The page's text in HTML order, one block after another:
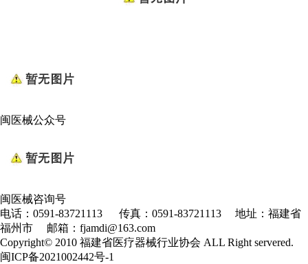
闽医械公众号
闽医械咨询号
电话：0591-83721113 传真：0591-83721113 地址：福建省
福州市 邮箱：fjamdi@163.com
Copyright© 2010 福建省医疗器械行业协会 ALL Right servered.
闽ICP备2021002442号-1